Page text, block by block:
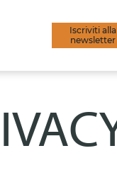
Iscriviti alla
newsletter